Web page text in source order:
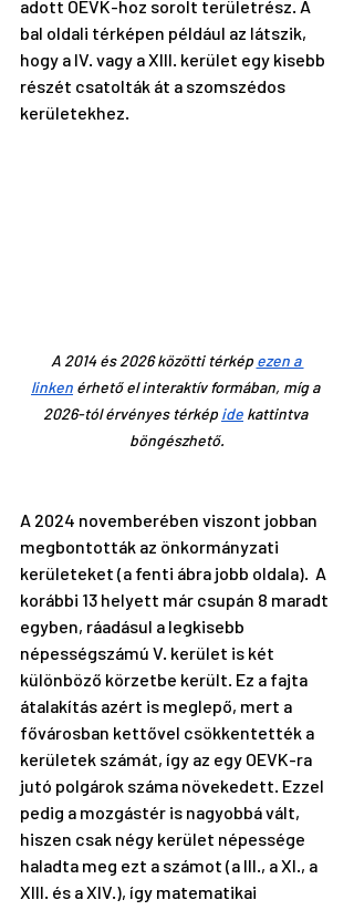
adott OEVK-hoz sorolt területrész. A
bal oldali térképen például az látszik,
hogy a IV. vagy a XIII. kerület egy kisebb
részét csatolták át a szomszédos
kerületekhez.
A 2014 és 2026 közötti térkép ezen a
linken érhető el interaktív formában, míg a
2026-tól érvényes térkép ide kattintva
böngészhető.
A 2024 novemberében viszont jobban
megbontották az önkormányzati
kerületeket (a fenti ábra jobb oldala).  A
korábbi 13 helyett már csupán 8 maradt
egyben, ráadásul a legkisebb
népességszámú V. kerület is két
különböző körzetbe került. Ez a fajta
átalakítás azért is meglepő, mert a
fővárosban kettővel csökkentették a
kerületek számát, így az egy OEVK-ra
jutó polgárok száma növekedett. Ezzel
pedig a mozgástér is nagyobbá vált,
hiszen csak négy kerület népessége
haladta meg ezt a számot (a III., a XI., a
XIII. és a XIV.), így matematikai